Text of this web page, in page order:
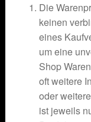
Die
keinen
eines
um eine
Shop
oft weitere
oder
ist jeweils